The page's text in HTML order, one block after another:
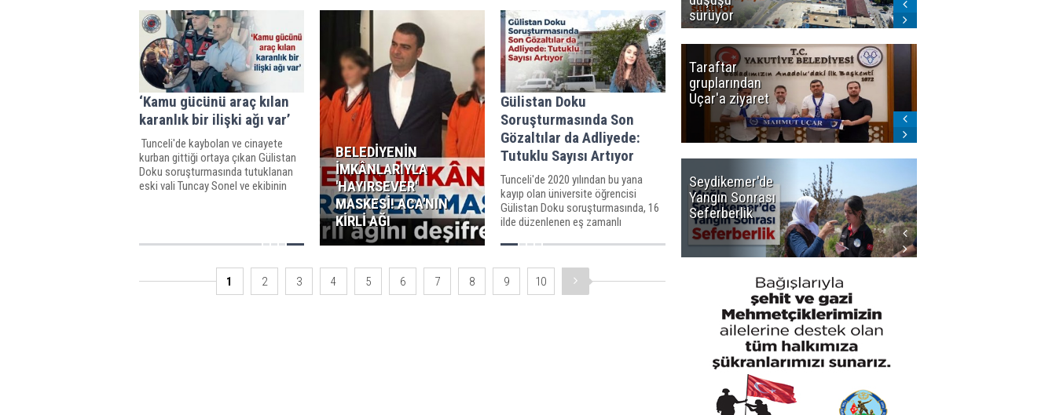
yerine öğretmeninin evine gittiği ve
buradan Abarakov'a "
‘Kamu gücünü araç kılan
karanlık bir ilişki ağı var’
Tunceli'de kaybolan ve cinayete
kurban gittiği ortaya çıkan Gülistan
Doku soruşturmasında tutuklanan
eski vali Tuncay Sonel ve ekibinin
BELEDİYENİN
İMKÂNLARIYLA
'HAYIRSEVER'
MASKESİ! ACA'NIN
KİRLİ AĞI
Gülistan Doku
Soruşturmasında Son
Gözaltılar da Adliyede:
Tutuklu Sayısı Artıyor
Tunceli'de 2020 yılından bu yana
kayıp olan üniversite öğrencisi
Gülistan Doku soruşturmasında, 16
ilde düzenlenen eş zamanlı
şüpheli de adliyeye sevk edildi.
1 2 3 4 5 6 7 8 9 10
sürüyor
Taraftar
gruplarından
Uçar'a ziyaret
Seydikemer'de
Yangın Sonrası
Seferberlik